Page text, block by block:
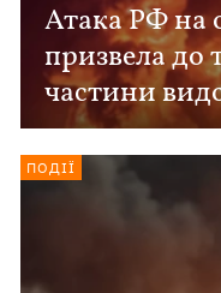
Атака РФ на
призвела до
частини
ПОДІЇ